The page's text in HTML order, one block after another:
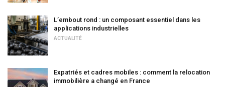
L’embout rond : un composant essentiel dans les
applications industrielles
ACTUALITÉ
Expatriés et cadres mobiles : comment la relocation
immobilière a changé en France